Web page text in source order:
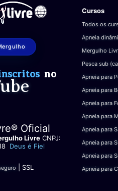
no
Oficial
Livre CNPJ:
Deus é Fiel
| SSL
Cursos
Todos os
Apneia
Mergulho
Pesca sub
Apneia para
Apneia para
Apneia para
Apneia para
Apneia para
Apneia para
Apneia para
Apneia para